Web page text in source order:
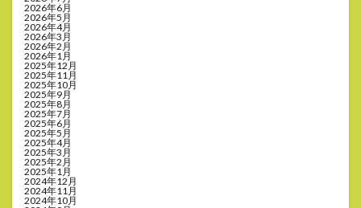
2026年6月
2026年5月
2026年4月
2026年3月
2026年2月
2026年1月
2025年12月
2025年11月
2025年10月
2025年9月
2025年8月
2025年7月
2025年6月
2025年5月
2025年4月
2025年3月
2025年2月
2025年1月
2024年12月
2024年11月
2024年10月